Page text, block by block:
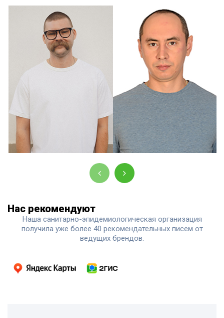
Нас рекомендуют
Наша санитарно-эпидемиологическая организация
получила уже более 40 рекомендательных писем от
ведущих брендов.